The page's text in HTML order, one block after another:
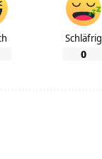
Schläfrig
0